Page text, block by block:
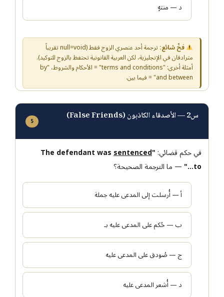
د — منتهٍ
فخّ شائع:
ترجمة أحد عنصري الزوج فقط (null=void تقريباً
مترادفان في الإنجليزية، لكن العربية القانونية تحتفظ بالزوج للتوكيد).
أمثلة أخرى: "terms and conditions" = الأحكام والشروط، "by
and between" = فيما بين.
س2 — الأصدقاء الكاذبون (False Friends) 5
في حكم قضائي:"The defendant was
sentenced
to..."
— ما الترجمة الصحيحة؟
أ — أُرسلت إلى المدعى عليه جملة
ب — حُكم على المدعى عليه بـ
ج — صُودق على المدعى عليه
د — أُشعر المدعى عليه